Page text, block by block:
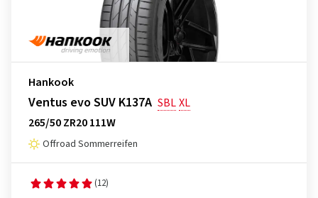
Hankook
Ventus evo SUV K137A SBLXL
265/50 ZR20 111W
Offroad Sommerreifen
(12)